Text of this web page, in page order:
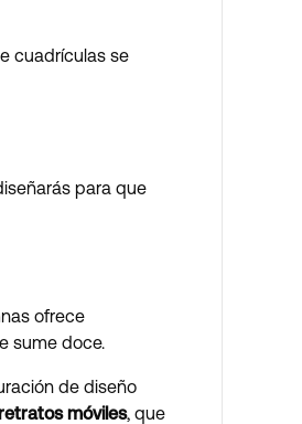
cuadrículas se
para que
ofrece
sume doce.
de diseño
móviles, que